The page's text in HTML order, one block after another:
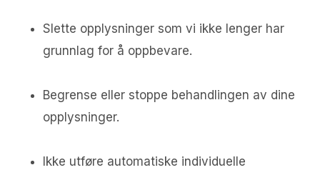
Slette opplysninger som vi ikke lenger har
grunnlag for å oppbevare.
Begrense eller stoppe behandlingen av dine
opplysninger.
Ikke utføre automatiske individuelle